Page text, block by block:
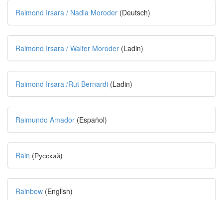
Raimond Irsara / Nadia Moroder (Deutsch)
Raimond Irsara / Walter Moroder (Ladin)
Raimond Irsara /Rut Bernardi (Ladin)
Raimundo Amador (Español)
Rain (Русский)
Rainbow (English)